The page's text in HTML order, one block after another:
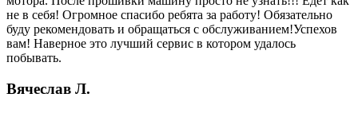
не в себя! Огромное спасибо ребята за работу! Обязательно
буду рекомендовать и обращаться с обслуживанием!Успехов
вам! Наверное это лучший сервис в котором удалось
побывать.
Вячеслав Л.